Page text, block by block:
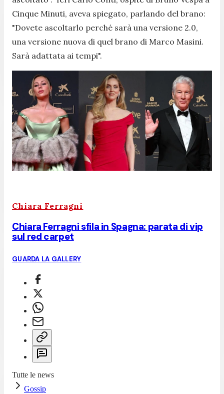
Cinque Minuti, aveva spiegato, parlando del brano:
"Dovete ascoltarlo perché sarà una versione 2.0,
una versione nuova di quel brano di Marco Masini.
Sarà adattata ai tempi".
Chiara Ferragni
Chiara Ferragni sfila in Spagna: parata di vip
sul red carpet
GUARDA LA GALLERY
Tutte le news
Gossip